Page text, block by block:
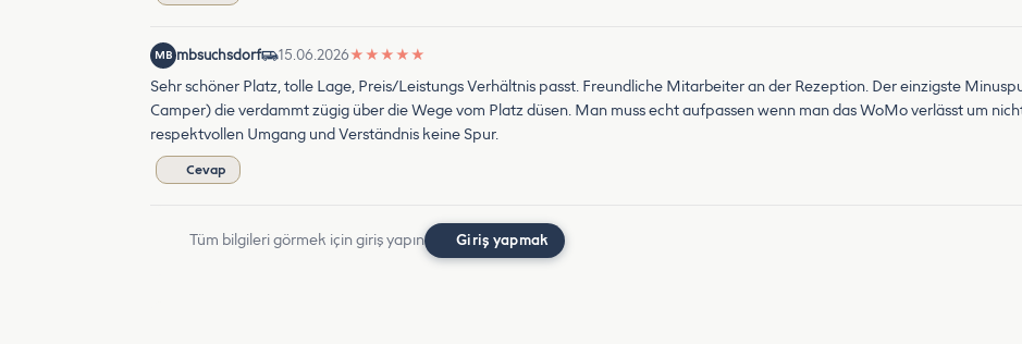
MB mbsuchsdorf 15.06.2026★ ★ ★ ★ ★
Sehr schöner Platz, tolle Lage, Preis/Leistungs Verhältnis passt. Freundliche Mitarbeiter an der Rezeption. Der einzigste
Camper) die verdammt zügig über die Wege vom Platz düsen. Man muss echt aufpassen wenn man das WoMo verlässt um
respektvollen Umgang und Verständnis keine Spur.
Cevap
Tüm bilgileri görmek için giriş yapın Giriş yapmak